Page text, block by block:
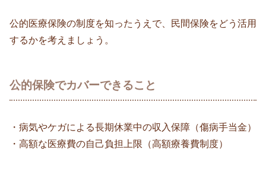
公的医療保険の制度を知ったうえで、民間保険をどう活用
するかを考えましょう。
公的保険でカバーできること
・病気やケガによる長期休業中の収入保障（傷病手当金）
・高額な医療費の自己負担上限（高額療養費制度）